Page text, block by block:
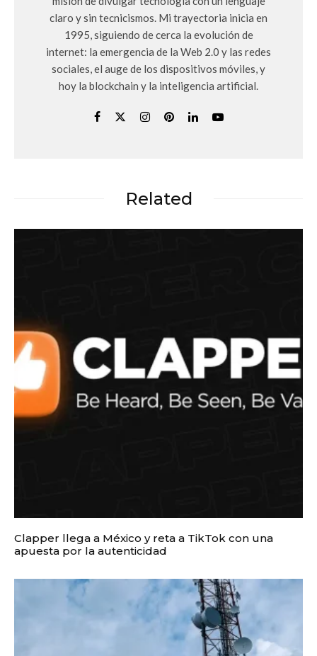
claro y sin tecnicismos. Mi trayectoria inicia en
1995, siguiendo de cerca la evolución de
internet: la emergencia de la Web 2.0 y las redes
sociales, el auge de los dispositivos móviles, y
hoy la blockchain y la inteligencia artificial.
Related
Clapper llega a México y reta a TikTok con una
apuesta por la autenticidad